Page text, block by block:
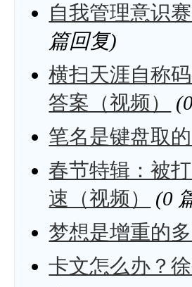
自我管理意识
篇回复)
横扫天涯自称
答案（视频）
笔名是键盘取
春节特辑：被
速（视频）
(0
梦想是增重的
卡文怎么办？